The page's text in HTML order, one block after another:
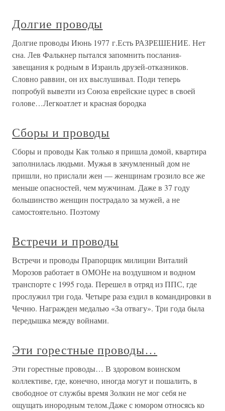
Долгие проводы
Долгие проводы Июнь 1977 г.Есть РАЗРЕШЕНИЕ. Нет
сна. Лев Фалькнер пытался запомнить послания-
завещания к родным в Израиль друзей-отказников.
Словно раввин, он их выслушивал. Поди теперь
попробуй вывезти из Союза еврейские цурес в своей
голове…Легкоатлет и красная бородка
Сборы и проводы
Сборы и проводы Как только я пришла домой, квартира
заполнилась людьми. Мужья в зачумленный дом не
пришли, но прислали жен — женщинам грозило все же
меньше опасностей, чем мужчинам. Даже в 37 году
большинство женщин пострадало за мужей, а не
самостоятельно. Поэтому
Встречи и проводы
Встречи и проводы Прапорщик милиции Виталий
Морозов работает в ОМОНе на воздушном и водном
транспорте с 1995 года. Перешел в отряд из ППС, где
прослужил три года. Четыре раза ездил в командировки в
Чечню. Награжден медалью «За отвагу». Три года была
передышка между войнами.
Эти горестные проводы…
Эти горестные проводы… В здоровом воинском
коллективе, где, конечно, иногда могут и пошалить, в
свободное от службы время Золкин не мог себя не
ощущать инородным телом.Даже с юмором относясь ко